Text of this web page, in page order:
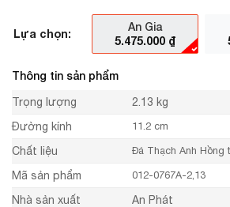
Lựa chọn:
An Gia
5.475.000 ₫
Thông tin sản phẩm
Trọng lượng
2.13 kg
Đường kính
11.2 cm
Chất liệu Đá Thạch Anh Hồng
Mã sản phẩm 012-0767A-2,13
Nhà sản xuất An Phát